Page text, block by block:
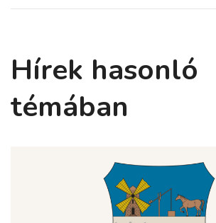
Hírek hasonló
témában